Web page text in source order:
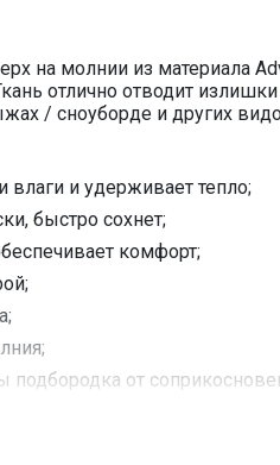
на молнии из материала
отлично отводит
/ сноуборде и других
влаги и удерживает тепло;
быстро сохнет;
комфорт;
подбородка от
палец.